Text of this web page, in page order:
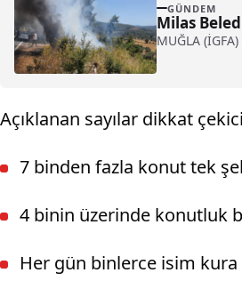
GÜNDEM
Milas
MUĞLA
Açıklanan sayılar dikkat
7 binden fazla konut tek
4 binin üzerinde konutluk
Her gün binlerce isim